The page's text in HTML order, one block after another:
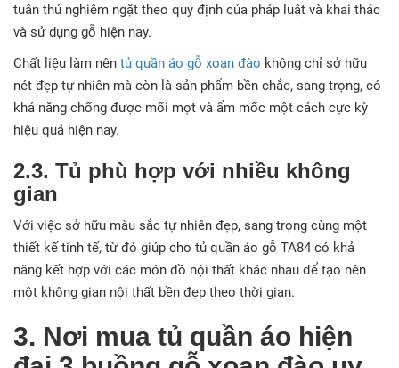
tuân thủ nghiêm ngặt theo quy định của pháp luật và khai thác
và sử dụng gỗ hiện nay.
Chất liệu làm nên tủ quần áo gỗ xoan đào không chỉ sở hữu
nét đẹp tự nhiên mà còn là sản phẩm bền chắc, sang trọng, có
khả năng chống được mối mọt và ẩm mốc một cách cực kỳ
hiệu quả hiện nay.
2.3. Tủ phù hợp với nhiều không
gian
Với việc sở hữu màu sắc tự nhiên đẹp, sang trọng cùng một
thiết kế tinh tế, từ đó giúp cho tủ quần áo gỗ TA84 có khả
năng kết hợp với các món đồ nội thất khác nhau để tạo nên
một không gian nội thất bền đẹp theo thời gian.
3. Nơi mua tủ quần áo hiện